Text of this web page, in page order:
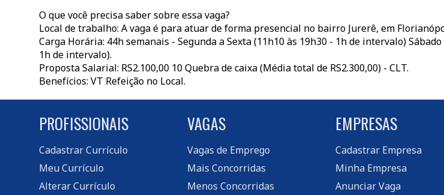
O que você precisa saber sobre essa vaga?
Local de trabalho: A vaga é para atuar de forma presencial no bairro Jurerê, em
Carga Horária: 44h semanais - Segunda a Sexta (11h10 às 19h30 - 1h de intervalo)
1h de intervalo).
Proposta Salarial: RS2.100,00 10 Quebra de caixa (Média total de RS2.300,00) - CLT.
Benefícios: VT Refeição no Local.
PROFISSIONAIS
Cadastrar Currículo
Meu Currículo
Alterar Currículo
VAGAS
Vagas de Emprego
Mais Concorridas
Menos Concorridas
EMPRESAS
Cadastrar Empresa
Minha Empresa
Anunciar Vaga